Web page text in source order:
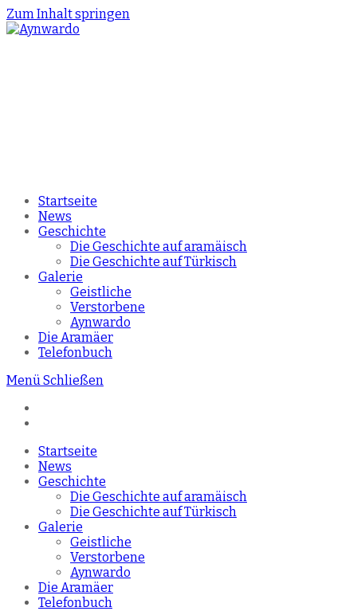
Zum Inhalt springen
Startseite
News
Geschichte
Die Geschichte auf aramäisch
Die Geschichte auf Türkisch
Galerie
Geistliche
Verstorbene
Aynwardo
Die Aramäer
Telefonbuch
MenüSchließen
Startseite
News
Geschichte
Die Geschichte auf aramäisch
Die Geschichte auf Türkisch
Galerie
Geistliche
Verstorbene
Aynwardo
Die Aramäer
Telefonbuch